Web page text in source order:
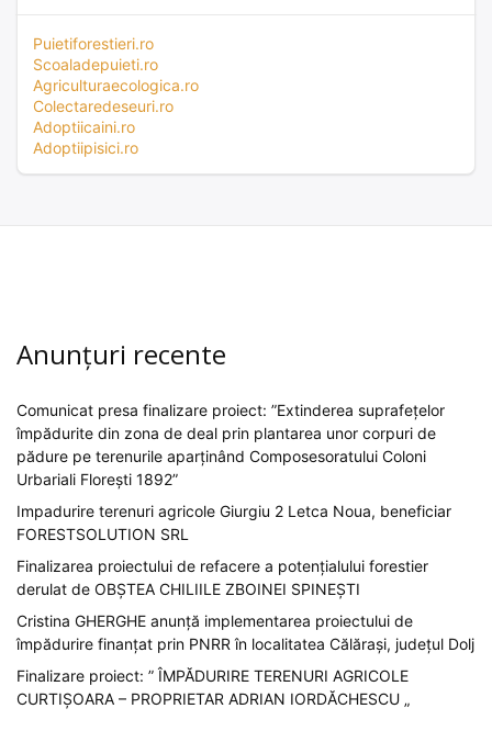
Puietiforestieri.ro
Scoaladepuieti.ro
Agriculturaecologica.ro
Colectaredeseuri.ro
Adoptiicaini.ro
Adoptiipisici.ro
Anunțuri recente
Comunicat presa finalizare proiect: ”Extinderea suprafețelor
împădurite din zona de deal prin plantarea unor corpuri de
pădure pe terenurile aparținând Composesoratului Coloni
Urbariali Florești 1892”
Impadurire terenuri agricole Giurgiu 2 Letca Noua, beneficiar
FORESTSOLUTION SRL
Finalizarea proiectului de refacere a potențialului forestier
derulat de OBȘTEA CHILIILE ZBOINEI SPINEȘTI
Cristina GHERGHE anunță implementarea proiectului de
împădurire finanțat prin PNRR în localitatea Călărași, județul Dolj
Finalizare proiect: ” ÎMPĂDURIRE TERENURI AGRICOLE
CURTIȘOARA – PROPRIETAR ADRIAN IORDĂCHESCU „